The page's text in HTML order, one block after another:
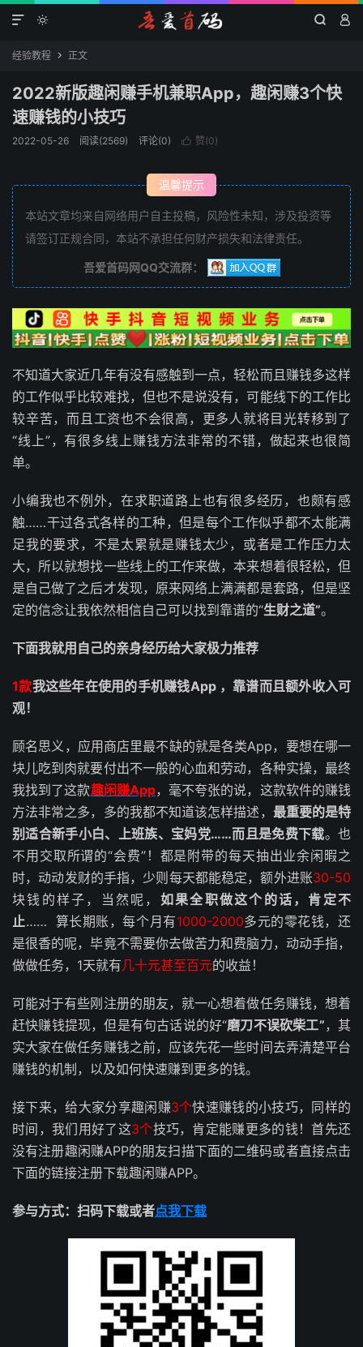
  

经验教程  正文
2022新版趣闲赚手机兼职App，趣闲赚3个快
速赚钱的小技巧
2022-05-26 阅读(2569) 评论(0)  赞(0)
温馨提示
本站文章均来自网络用户自主投稿，风险性未知，涉及投资等
请签订正规合同，本站不承担任何财产损失和法律责任。
吾爱首码网QQ交流群：
不知道大家近几年有没有感触到一点，轻松而且赚钱多这样
的工作似乎比较难找，但也不是说没有，可能线下的工作比
较辛苦，而且工资也不会很高，更多人就将目光转移到了
“线上”，有很多线上赚钱方法非常的不错，做起来也很简
单。
小编我也不例外，在求职道路上也有很多经历，也颇有感
触……干过各式各样的工种，但是每个工作似乎都不太能满
足我的要求，不是太累就是赚钱太少，或者是工作压力太
大，所以就想找一些线上的工作来做，本来想着很轻松，但
是自己做了之后才发现，原来网络上满满都是套路，但是坚
定的信念让我依然相信自己可以找到靠谱的“生财之道”。
下面我就用自己的亲身经历给大家极力推荐
1款我这些年在使用的手机赚钱App ，靠谱而且额外收入可
观！
顾名思义，应用商店里最不缺的就是各类App，要想在哪一
块儿吃到肉就要付出不一般的心血和劳动，各种实操，最终
我找到了这款趣闲赚App，毫不夸张的说，这款软件的赚钱
方法非常之多，多的我都不知道该怎样描述， 最重要的是特
别适合新手小白、上班族、宝妈党……而且是免费下载。也
不用交取所谓的“会费”！都是附带的每天抽出业余闲暇之
时，动动发财的手指，少则每天都能稳定，额外进账30-50
块钱的样子，当然呢， 如果全职做这个的话，肯定不
止…… 算长期账，每个月有1000-2000多元的零花钱，还
是很香的呢，毕竟不需要你去做苦力和费脑力，动动手指，
做做任务，1天就有几十元甚至百元的收益！
可能对于有些刚注册的朋友，就一心想着做任务赚钱，想着
赶快赚钱提现，但是有句古话说的好“磨刀不误砍柴工”，其
实大家在做任务赚钱之前，应该先花一些时间去弄清楚平台
赚钱的机制，以及如何快速赚到更多的钱。
接下来，给大家分享趣闲赚3个快速赚钱的小技巧，同样的
时间，我们用好了这3个技巧，肯定能赚更多的钱！首先还
没有注册趣闲赚APP的朋友扫描下面的二维码或者直接点击
下面的链接注册下载趣闲赚APP。
参与方式：扫码下载或者点我下载